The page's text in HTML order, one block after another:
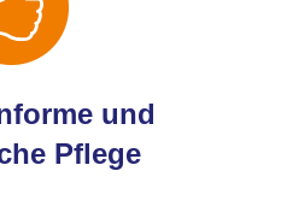
und
Pflege